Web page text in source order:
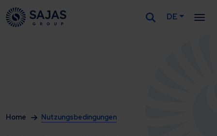
Siirry sisältöön
DE
Home Nutzungsbedingungen